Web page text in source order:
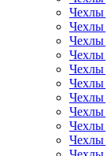
Чехлы
Чехлы
Чехлы
Чехлы
Чехлы
Чехлы
Чехлы
Чехлы
Чехлы
Чехлы